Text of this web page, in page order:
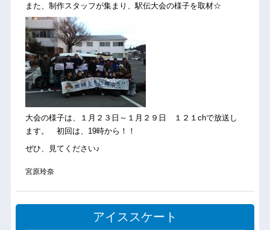
また、制作スタッフが集まり、駅伝大会の様子を取材☆
大会の様子は、１月２３日～１月２９日 １２１chで放送し
ます。 初回は、19時から！！
ぜひ、見てください♪
宮原玲奈
アイススケート